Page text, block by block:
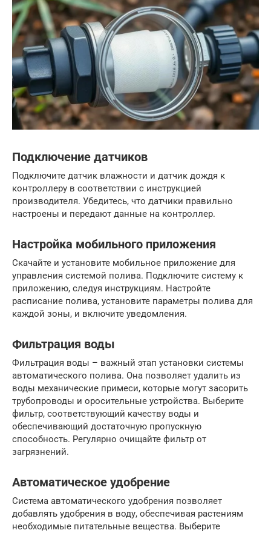
Подключение датчиков
Подключите датчик влажности и датчик дождя к
контроллеру в соответствии с инструкцией
производителя. Убедитесь, что датчики правильно
настроены и передают данные на контроллер.
Настройка мобильного приложения
Скачайте и установите мобильное приложение для
управления системой полива. Подключите систему к
приложению, следуя инструкциям. Настройте
расписание полива, установите параметры полива для
каждой зоны, и включите уведомления.
Фильтрация воды
Фильтрация воды – важный этап установки системы
автоматического полива. Она позволяет удалить из
воды механические примеси, которые могут засорить
трубопроводы и оросительные устройства. Выберите
фильтр, соответствующий качеству воды и
обеспечивающий достаточную пропускную
способность. Регулярно очищайте фильтр от
загрязнений.
Автоматическое удобрение
Система автоматического удобрения позволяет
добавлять удобрения в воду, обеспечивая растениям
необходимые питательные вещества. Выберите